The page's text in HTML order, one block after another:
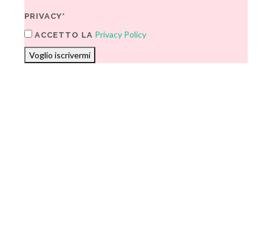
PRIVACY*
ACCETTO LA Privacy Policy
Voglio iscrivermi